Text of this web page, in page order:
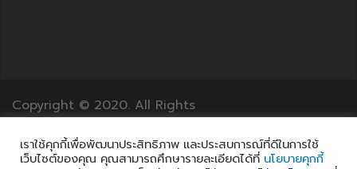
Copyright © 2020. All Rights
Reserved.12Translation.com
เราใช้คุกกี้เพื่อพัฒนาประสิทธิภาพ และประสบการณ์ที่ดีในการใช้
เว็บไซต์ของคุณ คุณสามารถศึกษารายละเอียดได้ที่ นโยบายคุกกี้